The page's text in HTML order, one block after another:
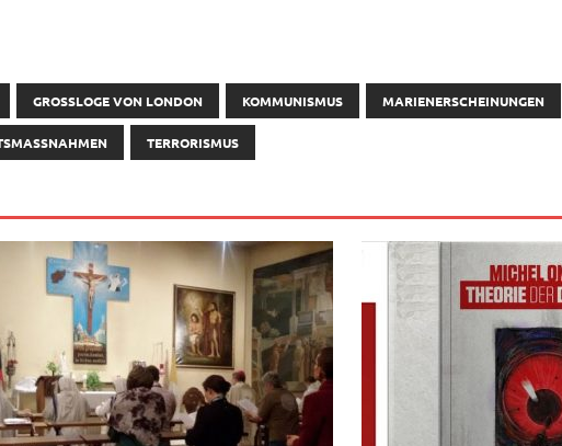
GROSSLOGE VON LONDON KOMMUNISMUS MARIENERSCHEINUNGEN
TERRORISMUS